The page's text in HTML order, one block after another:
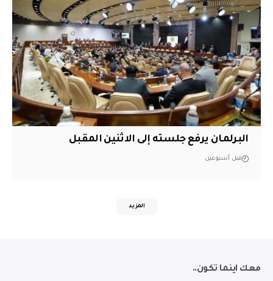
البرلمان يرفع جلسته إلى الاثنين المقبل
قبل أسبوعين
المزيد
معك اينما تكون..